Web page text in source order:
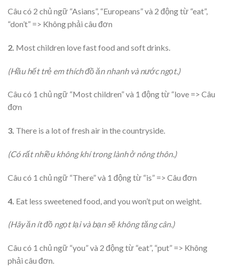
Câu có 2 chủ ngữ “Asians”, “Europeans” và 2 động từ “eat”,
“don’t” => Không phải câu đơn
2. Most children love fast food and soft drinks.
(Hầu hết trẻ em thích đồ ăn nhanh và nước ngọt.)
Câu có 1 chủ ngữ “Most children” và 1 động từ “love => Câu
đơn
3. There is a lot of fresh air in the countryside.
(Có rất nhiều không khí trong lành ở nông thôn.)
Câu có 1 chủ ngữ “There” và 1 động từ “is” => Câu đơn
4. Eat less sweetened food, and you won’t put on weight.
(Hãy ăn ít đồ ngọt lại và bạn sẽ không tăng cân.)
Câu có 1 chủ ngữ “you” và 2 động từ “eat”, “put” => Không
phải câu đơn.